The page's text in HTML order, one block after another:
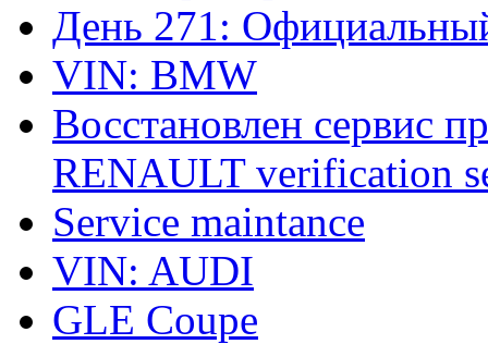
День 271:
VIN: BMW
Восстановлен сервис
RENAULT verification
Service maintance
VIN: AUDI
GLE Coupe